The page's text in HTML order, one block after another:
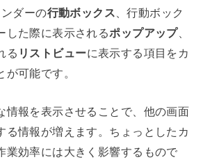
ダーの行動ボックス、行動ボック
した際に表示されるポップアップ、
る リストビューに表示する項目をカ
可能です。
情報を表示させることで、他の画面
る情報が増えます。ちょっとしたカ
業効率には大きく影響するもので